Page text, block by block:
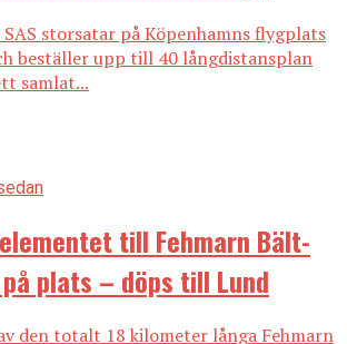
storsatar på Köpenhamns flygplats
beställer upp till 40 långdistansplan
samlat...
till Fehmarn Bält-
plats – döps till Lund
den totalt 18 kilometer långa Fehmarn